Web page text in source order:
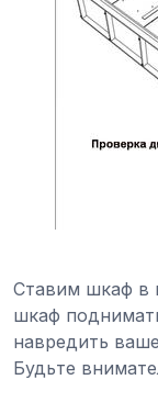
Ставим шкаф в
шкаф
навредить
Будьте